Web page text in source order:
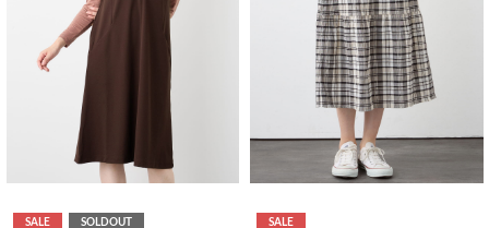
SALE SOLDOUT SALE